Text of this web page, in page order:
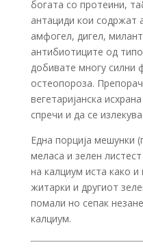
богата со протеини,
антациди кои содржат
амфогел, дигел,
антибиотиците од
добивате многу силни
остеопороза.
вегетаријанска
спречи и да се
Една порција мешунки
меласа и зелен
на калциум иста како
житарки и другиот
помали но сепак
калциум.